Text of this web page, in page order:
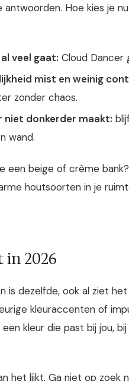
Hoe kies je
veel gaat: Cloud Dancer
mist en weinig
zonder chaos.
niet donkerder maakt:
wand.
een beige of crème
houtsoorten in je
2026
is dezelfde, ook al ziet
kleuraccenten of
kleur die past bij jou,
het lijkt. Ga niet op zoek